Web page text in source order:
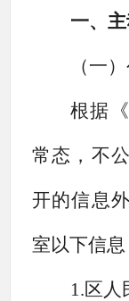
一、
（一
根据
常态，不
开的信息
室以下信息
1.区